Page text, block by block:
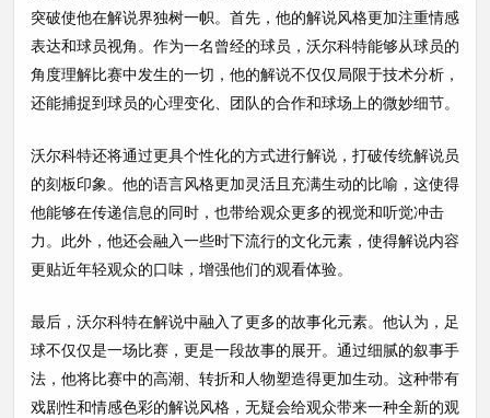
突破使他在解说界独树一帜。首先，他的解说风格更加注重情感
表达和球员视角。作为一名曾经的球员，沃尔科特能够从球员的
角度理解比赛中发生的一切，他的解说不仅仅局限于技术分析，
还能捕捉到球员的心理变化、团队的合作和球场上的微妙细节。
沃尔科特还将通过更具个性化的方式进行解说，打破传统解说员
的刻板印象。他的语言风格更加灵活且充满生动的比喻，这使得
他能够在传递信息的同时，也带给观众更多的视觉和听觉冲击
力。此外，他还会融入一些时下流行的文化元素，使得解说内容
更贴近年轻观众的口味，增强他们的观看体验。
最后，沃尔科特在解说中融入了更多的故事化元素。他认为，足
球不仅仅是一场比赛，更是一段故事的展开。通过细腻的叙事手
法，他将比赛中的高潮、转折和人物塑造得更加生动。这种带有
戏剧性和情感色彩的解说风格，无疑会给观众带来一种全新的观